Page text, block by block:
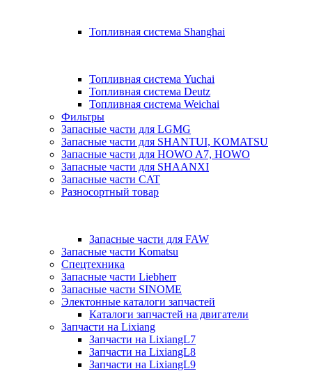
Топливная система Shanghai
Топливная система Yuchai
Топливная система Deutz
Топливная система Weichai
Фильтры
Запасные части для LGMG
Запасные части для SHANTUI, KOMATSU
Запасные части для HOWO A7, HOWO
Запасные части для SHAANXI
Запасные части CAT
Разносортный товар
Запасные части для FAW
Запасные части Komatsu
Спецтехника
Запасные части Liebherr
Запасные части SINOME
Электонные каталоги запчастей
Каталоги запчастей на двигатели
Запчасти на Lixiang
Запчасти на LixiangL7
Запчасти на LixiangL8
Запчасти на LixiangL9